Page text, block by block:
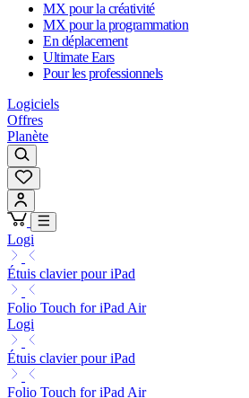
MX pour la créativité
MX pour la programmation
En déplacement
Ultimate Ears
Pour les professionnels
Logiciels
Offres
Planète
Logi
Étuis clavier pour iPad
Folio Touch for iPad Air
Logi
Étuis clavier pour iPad
Folio Touch for iPad Air